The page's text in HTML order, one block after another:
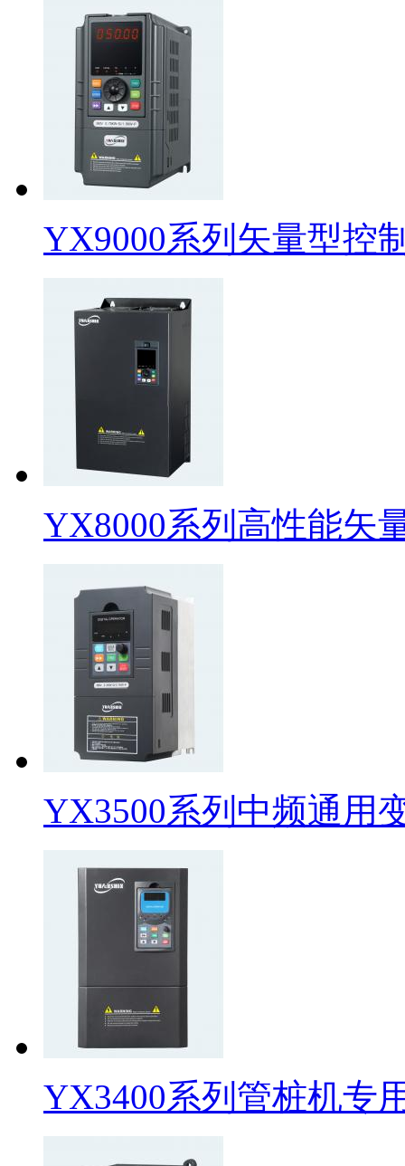
YX9000系列矢量型控
YX8000系列高性能矢
YX3500系列中频通用
YX3400系列管桩机专